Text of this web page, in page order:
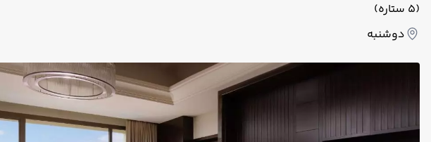
(5 ستاره)
دوشنبه